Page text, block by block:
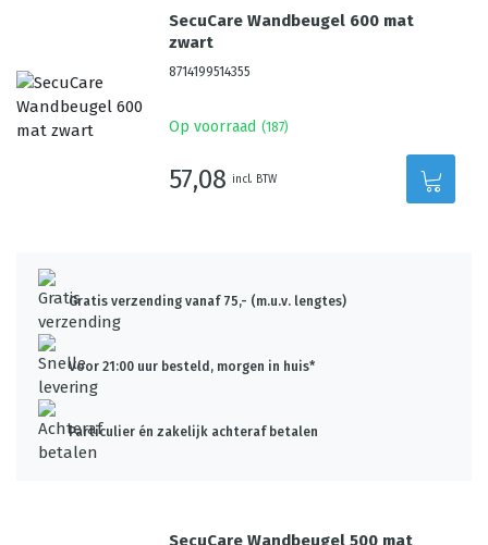
SecuCare Wandbeugel 600 mat
zwart
8714199514355
Op voorraad (187)
57,08 incl. BTW
Gratis verzending vanaf 75,- (m.u.v. lengtes)
Voor 21:00 uur besteld, morgen in huis*
Particulier én zakelijk achteraf betalen
SecuCare Wandbeugel 500 mat